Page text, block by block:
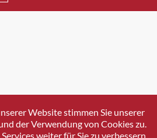
Website stimmen Sie unserer
der Verwendung von Cookies zu.
weiter für Sie zu verbessern.